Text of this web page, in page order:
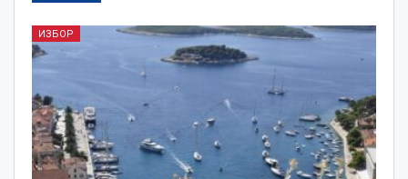
ИЗБОР